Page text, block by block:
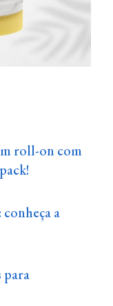
roll-on com
a
para